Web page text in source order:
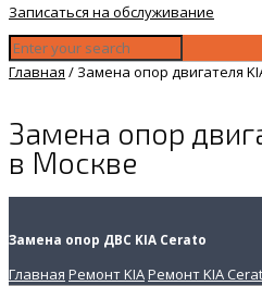
Записаться на обслуживание
Главная / Замена опор двигателя
Замена опор
в Москве
Замена опор ДВС KIA Cerato
Главная Ремонт KIAРемонт KIA